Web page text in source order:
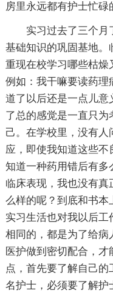
房里永远都有护士忙碌
实习过去了三个月
基础知识的巩固基地
重现在校学习哪些枯燥
例如：我干嘛要读药理
道了以后还是一点儿意
了总的感觉是一直只为
己。在学校里，没有人
应，即使我知道这些
知道一种药用错后有多
临床表现，我也没有
么样的呢？到底和书
实习生活也对我以后
相同的，都是为了给病
医护做到密切配合，
点，首先要了解自己
名护士，必须要了解